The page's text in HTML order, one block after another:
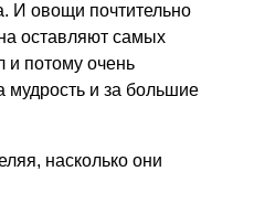
И овощи почтительно
оставляют самых
и потому очень
мудрость и за большие
насколько они